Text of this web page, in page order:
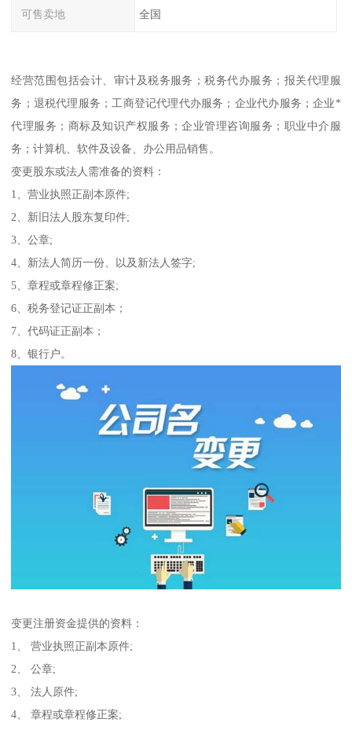
可售卖地 全国
经营范围包括会计、审计及税务服务；税务代办服务；报关代理服
务；退税代理服务；工商登记代理代办服务；企业代办服务；企业*
代理服务；商标及知识产权服务；企业管理咨询服务；职业中介服
务；计算机、软件及设备、办公用品销售。
变更股东或法人需准备的资料：
1、营业执照正副本原件;
2、新旧法人股东复印件;
3、公章;
4、新法人简历一份、以及新法人签字;
5、章程或章程修正案;
6、税务登记证正副本；
7、代码证正副本；
8、银行户。
变更注册资金提供的资料：
1、 营业执照正副本原件;
2、 公章;
3、 法人原件;
4、 章程或章程修正案;